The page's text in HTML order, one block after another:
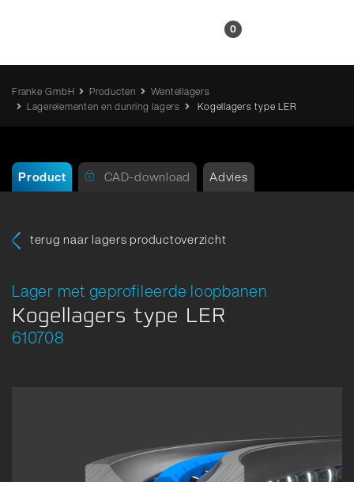
0
Franke GmbH Producten
Wentellagers
Lagerelementen en dunring lagers
Kogellagers type LER
Product CAD-download Advies
terug naar lagers productoverzicht
Lager met geprofileerde loopbanen
Kogellagers type LER
610708